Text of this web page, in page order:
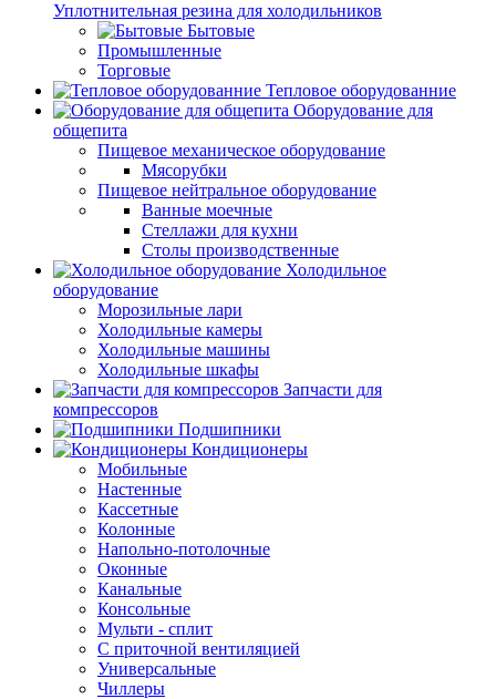
Уплотнительная резина для холодильников
Бытовые
Промышленные
Торговые
Тепловое оборудованние
Оборудование для
общепита
Пищевое механическое оборудование
Мясорубки
Пищевое нейтральное оборудование
Ванные моечные
Стеллажи для кухни
Столы производственные
Холодильное
оборудование
Морозильные лари
Холодильные камеры
Холодильные машины
Холодильные шкафы
Запчасти для
компрессоров
Подшипники
Кондиционеры
Мобильные
Настенные
Кассетные
Колонные
Напольно-потолочные
Оконные
Канальные
Консольные
Мульти - сплит
С приточной вентиляцией
Универсальные
Чиллеры